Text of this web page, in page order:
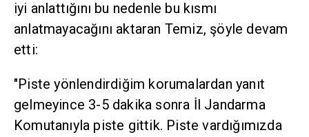
iyi anlattığını bu nedenle bu kısmı
anlatmayacağını aktaran Temiz, şöyle devam
etti:
"Piste yönlendirdiğim korumalardan yanıt
gelmeyince 3-5 dakika sonra İl Jandarma
Komutanıyla piste gittik. Piste vardığımızda